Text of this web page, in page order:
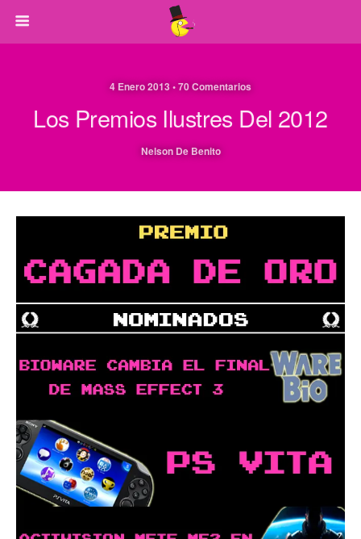
4 Enero 2013 • 70 Comentarios
Los Premios Ilustres Del 2012
Nelson De Benito